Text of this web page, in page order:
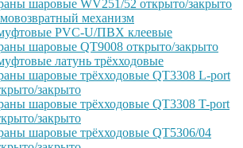
шаровые WV251/52 открыто/закрыто
механизм
PVC-U/ПВХ клеевые
шаровые QT9008 открыто/закрыто
латунь трёхходовые
шаровые трёхходовые QT3308 L-port
закрыто
шаровые трёхходовые QT3308 T-port
закрыто
шаровые трёхходовые QT5306/04